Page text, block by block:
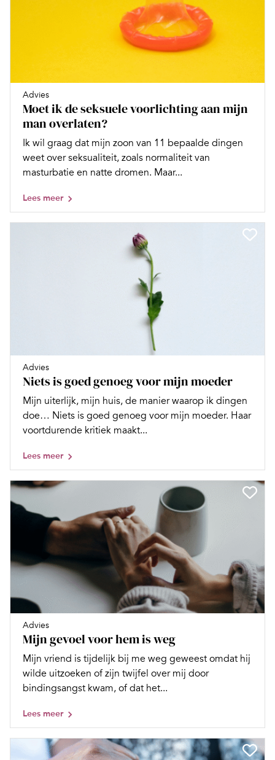
Advies
Moet ik de seksuele voorlichting aan mijn
man overlaten?
Ik wil graag dat mijn zoon van 11 bepaalde dingen
weet over seksualiteit, zoals normaliteit van
masturbatie en natte dromen. Maar...
Lees meer
Advies
Niets is goed genoeg voor mijn moeder
Mijn uiterlijk, mijn huis, de manier waarop ik dingen
doe… Niets is goed genoeg voor mijn moeder. Haar
voortdurende kritiek maakt...
Lees meer
Advies
Mijn gevoel voor hem is weg
Mijn vriend is tijdelijk bij me weg geweest omdat hij
wilde uitzoeken of zijn twijfel over mij door
bindingsangst kwam, of dat het...
Lees meer